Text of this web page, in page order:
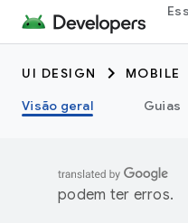
UI DESIGN
MOBILE
Visão geral
Guias
podem ter erros.